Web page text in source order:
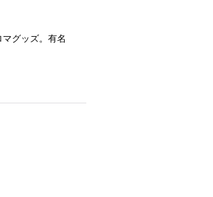
グッズ。有名